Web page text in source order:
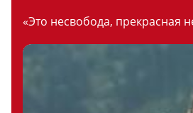
«Это несвобода, прекрасная